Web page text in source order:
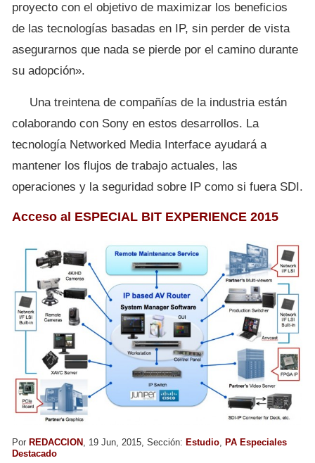
proyecto con el objetivo de maximizar los beneficios
de las tecnologías basadas en IP, sin perder de vista
asegurarnos que nada se pierde por el camino durante
su adopción».
Una treintena de compañías de la industria están
colaborando con Sony en estos desarrollos. La
tecnología Networked Media Interface ayudará a
mantener los flujos de trabajo actuales, las
operaciones y la seguridad sobre IP como si fuera SDI.
Acceso al ESPECIAL BIT EXPERIENCE 2015
Por REDACCION , 19 Jun, 2015, Sección: Estudio, PA Especiales
Destacado